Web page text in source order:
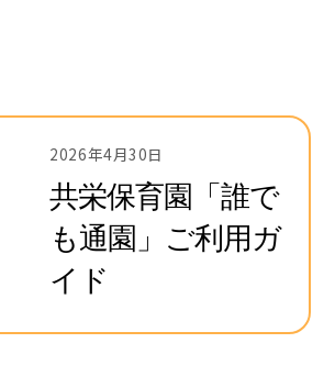
2026年4月30日
共栄保育園「誰で
も通園」ご利用ガ
イド